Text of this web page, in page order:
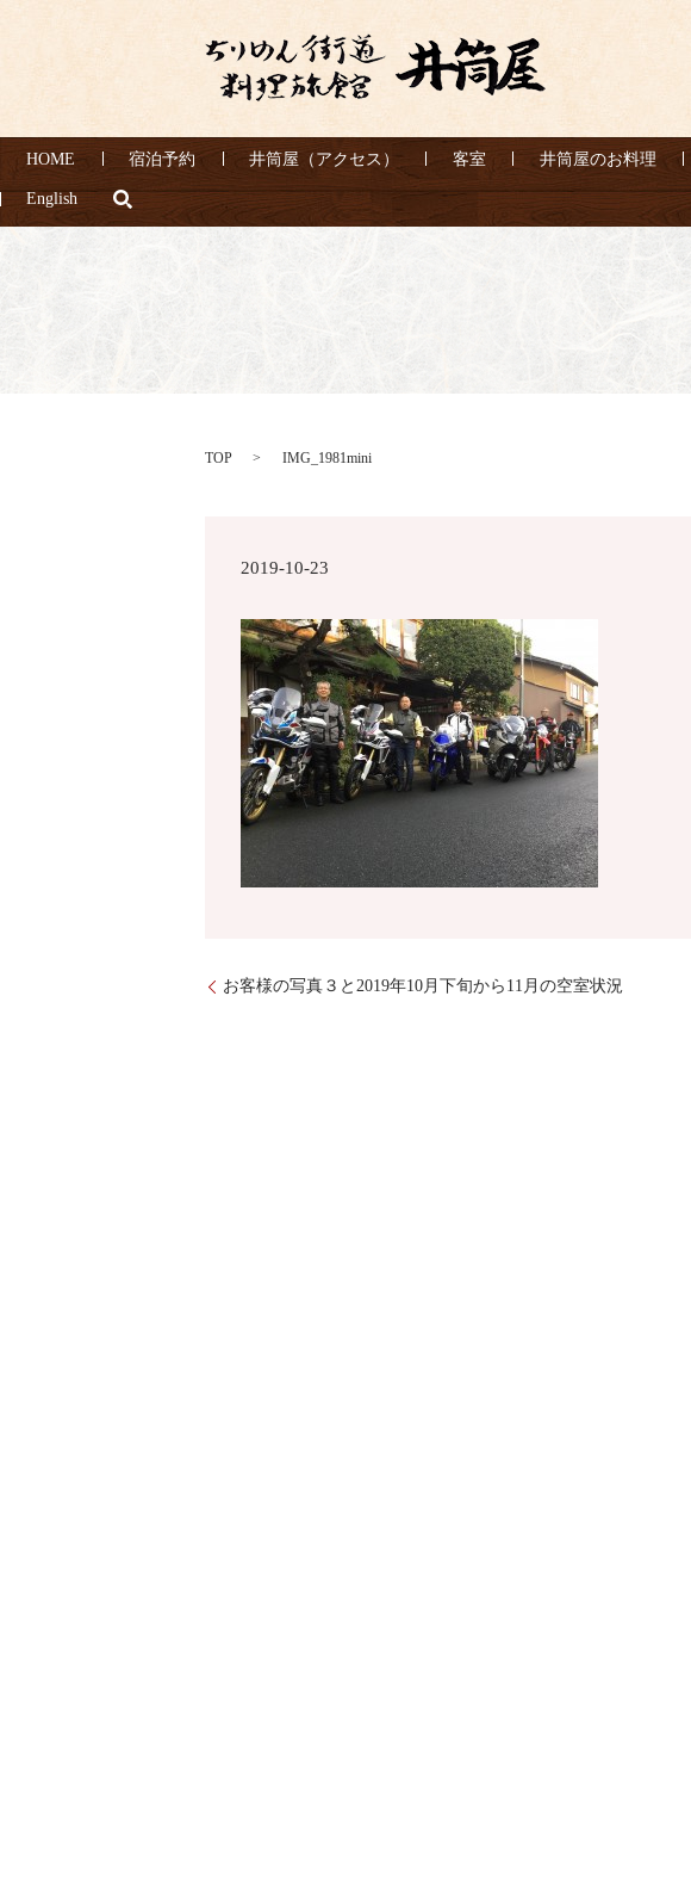
HOME 宿泊予約 井筒屋（アクセス） 客室 井筒屋のお料理
English
TOP IMG_1981mini
2019-10-23
お客様の写真３と2019年10月下旬から11月の空室状況